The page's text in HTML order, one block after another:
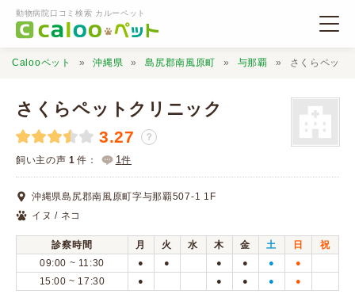
動物病院口コミ検索 カルーペット
動物病院検索
口コミ検索
Calooペットとは？
Calooペット 沖縄県 島尻郡南風原町 与那覇 さくらペット
さくらペットクリニック
3.27 ？
飼い主の声 1 件： 1件
沖縄県島尻郡南風原町字与那覇507-1 1F
イヌ / ネコ
診察時間 月 火 水 木 金 土 日
祝
09:00 ~ 11:30
● ● ● ● ● ●
15:00 ~ 17:30 ● ● ● ● ●